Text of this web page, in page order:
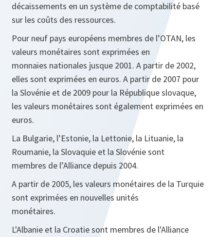
décaissements en un système de comptabilité basé
sur les coûts des ressources.
Pour neuf pays européens membres de l’OTAN, les
valeurs monétaires sont exprimées en
monnaies nationales jusque 2001. A partir de 2002,
elles sont exprimées en euros. A partir de 2007 pour
la Slovénie et de 2009 pour la République slovaque,
les valeurs monétaires sont également exprimées en
euros.
La Bulgarie, l’Estonie, la Lettonie, la Lituanie, la
Roumanie, la Slovaquie et la Slovénie sont
membres de l’Alliance depuis 2004.
A partir de 2005, les valeurs monétaires de la Turquie
sont exprimées en nouvelles unités
monétaires.
L'Albanie et la Croatie sont membres de l'Alliance